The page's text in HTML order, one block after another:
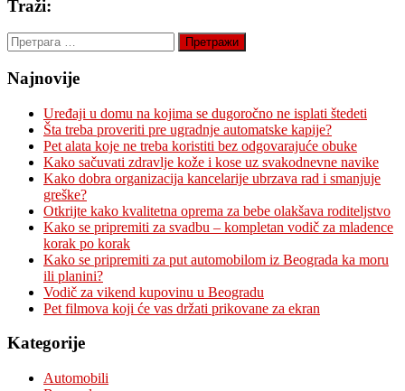
Traži:
Претрага
за:
Najnovije
Uređaji u domu na kojima se dugoročno ne isplati štedeti
Šta treba proveriti pre ugradnje automatske kapije?
Pet alata koje ne treba koristiti bez odgovarajuće obuke
Kako sačuvati zdravlje kože i kose uz svakodnevne navike
Kako dobra organizacija kancelarije ubrzava rad i smanjuje
greške?
Otkrijte kako kvalitetna oprema za bebe olakšava roditeljstvo
Kako se pripremiti za svadbu – kompletan vodič za mladence
korak po korak
Kako se pripremiti za put automobilom iz Beograda ka moru
ili planini?
Vodič za vikend kupovinu u Beogradu
Pet filmova koji će vas držati prikovane za ekran
Kategorije
Automobili